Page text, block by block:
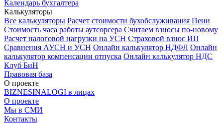
Календарь бухгалтера
Калькуляторы
Все калькуляторы Расчет стоимости бухобслуживания Пени
Стоимость часа работы аутсорсера Считаем взносы по-новому
Расчет налоговой нагрузки на УСН Страховой взнос ИП
Сравнения АУСН и УСН Онлайн калькулятор НДФЛ Онлайн
калькулятор компенсации отпуска Онлайн калькулятор НДС
Клуб БиН
Правовая база
О проекте
BIZNESINALOGI в лицах
О проекте
Мы в СМИ
Контакты